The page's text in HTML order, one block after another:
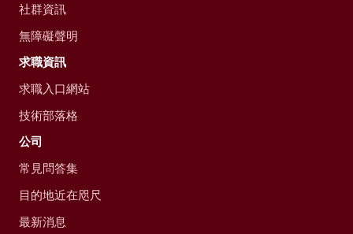
社群資訊
無障礙聲明
求職資訊
求職入口網站
技術部落格
公司
常見問答集
目的地近在咫尺
最新消息